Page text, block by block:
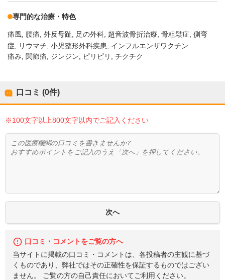
専門的な治療・特色
痛風 腰痛 外反母趾 足の外科 超音波骨折治療 骨粗鬆症 側弯
症
リウマチ 小児整形外科疾患
インフルエンザワクチン
痛み, 関節痛, ジンジン, ピリピリ, チクチク
口コミ (0件)
※100文字以上800文字以内でご記入ください
口コミ・コメントをご覧の方へ
当サイトに掲載の口コミ・コメントは、各投稿者の主観に基づ
くものであり、弊社ではその正確性を保証するものではござい
ません。 ご覧の方の自己責任においてご利用ください。